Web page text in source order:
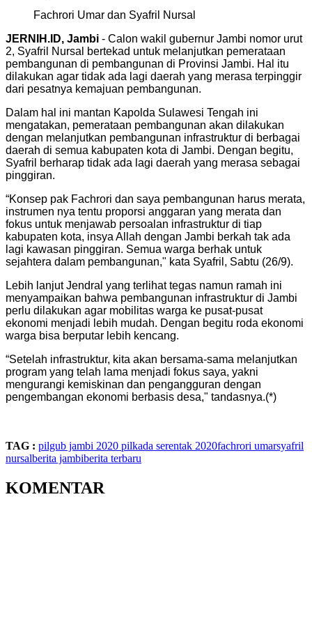
Fachrori Umar dan Syafril Nursal
JERNIH.ID, Jambi - Calon wakil gubernur Jambi nomor urut
2, Syafril Nursal bertekad untuk melanjutkan pemerataan
pembangunan di pembangunan di Provinsi Jambi. Hal itu
dilakukan agar tidak ada lagi daerah yang merasa terpinggir
dari pesatnya kemajuan pembangunan.
Dalam hal ini mantan Kapolda Sulawesi Tengah ini
mengatakan, pemerataan pembangunan akan dilakukan
dengan melanjutkan pembangunan infrastruktur di berbagai
daerah di semua kabupaten kota di Jambi. Dengan begitu,
Syafril berharap tidak ada lagi daerah yang merasa sebagai
pinggiran.
“Konsep pak Fachrori dan saya pembangunan harus merata,
instrumen nya tentu proporsi anggaran yang merata dan
fokus untuk menjawab persoalan infrastruktur di tiap
kabupaten kota, insya Allah dengan Jambi berkah tak ada
lagi kawasan pinggiran. Semua warga berhak untuk
sejahtera dalam pembangunan," kata Syafril, Sabtu (26/9).
Lebih lanjut Jendral yang terlihat tegas namun ramah ini
menyampaikan bahwa pembangunan infrastruktur di Jambi
perlu dilakukan agar mobilitas warga ke pusat-pusat
ekonomi menjadi lebih mudah. Dengan begitu roda ekonomi
warga bisa berputar lebih kencang.
“Setelah infrastruktur, kita akan bersama-sama melanjutkan
program yang telah lama menjadi fokus saya, yakni
mengurangi kemiskinan dan pengangguran dengan
pengembangan ekonomi berbasis desa," tandasnya.(*)
TAG : pilgub jambi 2020 pilkada serentak 2020fachrori umarsyafril
nursalberita jambiberita terbaru
KOMENTAR